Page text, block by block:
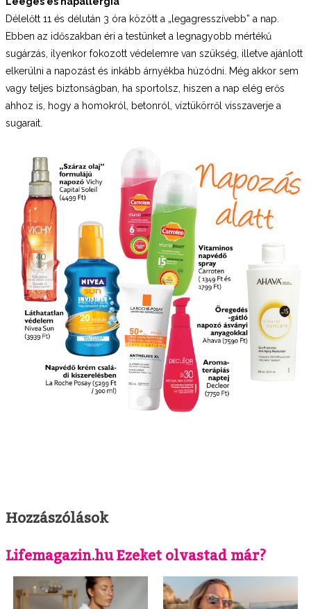
Délelőtt 11 és délután 3 óra között a „legagresszívebb” a nap.
Ebben az időszakban éri a testünket a legnagyobb mértékű
sugárzás, ilyenkor fokozott védelemre van szükség, illetve ajánlott
elkerülni a napozást és inkább árnyékba húzódni. Még akkor sem
vagy teljes biztonságban, ha sportolsz, hiszen a nap elég erős
ahhoz is, hogy a homokról, betonról, víztükörről visszaverje a
sugarait.
Hozzászólások
Lifemagazin.hu Ezeket olvastad már?